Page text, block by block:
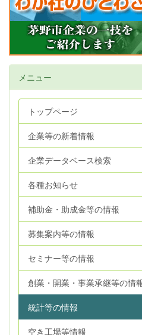
メニュー
トップページ
企業等の新着情報
企業データベース検索
各種お知らせ
補助金・助成金等の情報
募集案内等の情報
セミナー等の情報
創業・開業・事業承継等の情
統計等の情報
空き工場等情報